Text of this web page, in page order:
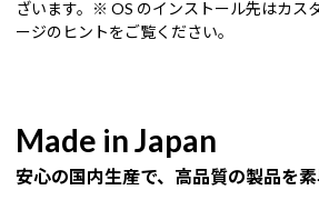
ざいます。※ OS のインストール先はカス
ージのヒントをご覧ください。
Made in Japan
安心の国内生産で、高品質の製品を